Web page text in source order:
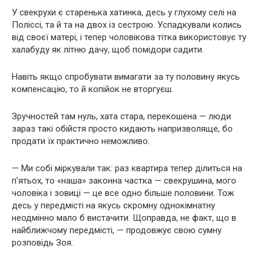
У свекрухи є старенька хатинка, десь у глухому селі на
Поліссі, та й та на двох із сестрою. Успадкували колись
від своєї матері, і тепер чоловікова тітка використовує ту
халабуду як літню дачу, щоб помідори садити.
Навіть якщо спробувати вимагати за ту половину якусь
компенсацію, то й копійок не вторгуєш.
Зручностей там нуль, хата стара, перекошена — люди
зараз такі обійстя просто кидають напризволяще, бо
продати їх практично неможливо.
— Ми собі міркували так: раз квартира тепер ділиться на
п’ятьох, то «наша» законна частка — свекрушина, мого
чоловіка і зовиці — це все одно більше половини. Тож
десь у передмісті на якусь скромну однокімнатну
неодмінно мало б вистачити. Щоправда, не факт, що в
найближчому передмісті, — продовжує свою сумну
розповідь Зоя.